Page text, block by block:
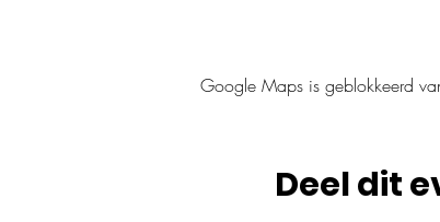
Google Maps is geblokkeerd
Deel dit